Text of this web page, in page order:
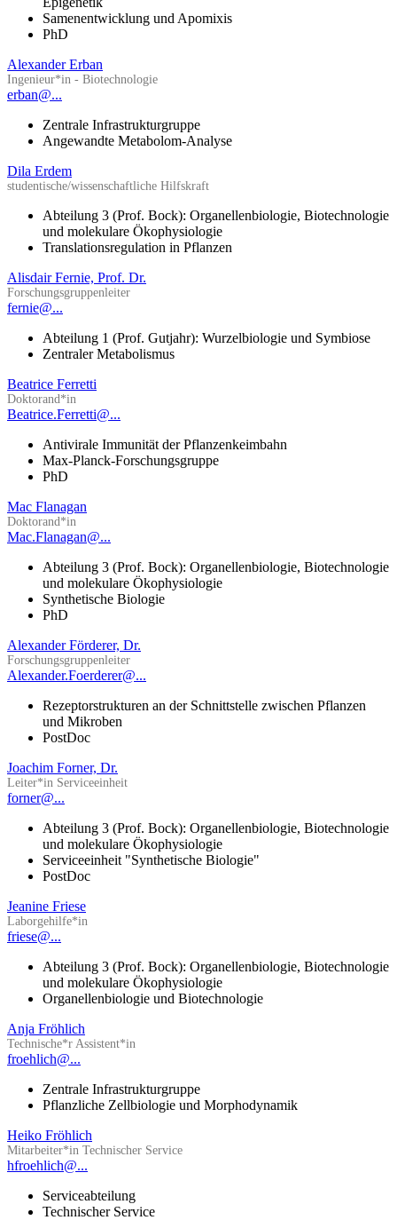
Samenentwicklung und Apomixis
PhD
Alexander Erban
Ingenieur*in - Biotechnologie
erban@...
Zentrale Infrastrukturgruppe
Angewandte Metabolom-Analyse
Dila Erdem
studentische/wissenschaftliche Hilfskraft
Abteilung 3 (Prof. Bock): Organellenbiologie, Biotechnologie
und molekulare Ökophysiologie
Translationsregulation in Pflanzen
Alisdair Fernie, Prof. Dr.
Forschungsgruppenleiter
fernie@...
Abteilung 1 (Prof. Gutjahr): Wurzelbiologie und Symbiose
Zentraler Metabolismus
Beatrice Ferretti
Doktorand*in
Beatrice.Ferretti@...
Antivirale Immunität der Pflanzenkeimbahn
Max-Planck-Forschungsgruppe
PhD
Mac Flanagan
Doktorand*in
Mac.Flanagan@...
Abteilung 3 (Prof. Bock): Organellenbiologie, Biotechnologie
und molekulare Ökophysiologie
Synthetische Biologie
PhD
Alexander Förderer, Dr.
Forschungsgruppenleiter
Alexander.Foerderer@...
Rezeptorstrukturen an der Schnittstelle zwischen Pflanzen
und Mikroben
PostDoc
Joachim Forner, Dr.
Leiter*in Serviceeinheit
forner@...
Abteilung 3 (Prof. Bock): Organellenbiologie, Biotechnologie
und molekulare Ökophysiologie
Serviceeinheit "Synthetische Biologie"
PostDoc
Jeanine Friese
Laborgehilfe*in
friese@...
Abteilung 3 (Prof. Bock): Organellenbiologie, Biotechnologie
und molekulare Ökophysiologie
Organellenbiologie und Biotechnologie
Anja Fröhlich
Technische*r Assistent*in
froehlich@...
Zentrale Infrastrukturgruppe
Pflanzliche Zellbiologie und Morphodynamik
Heiko Fröhlich
Mitarbeiter*in Technischer Service
hfroehlich@...
Serviceabteilung
Technischer Service